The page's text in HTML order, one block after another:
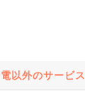
以外のサービス